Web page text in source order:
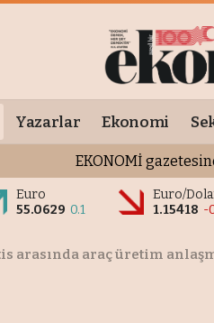
Yazarlar Ekonomi
EKONOMİ
Euro
55.0629 0.1
Euro/
1.15418 -
arasında araç üretim